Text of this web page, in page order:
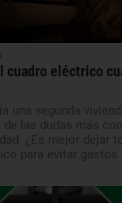
cuadro eléctrico
una segunda
las dudas más
¿Es mejor dejar
para evitar gastos